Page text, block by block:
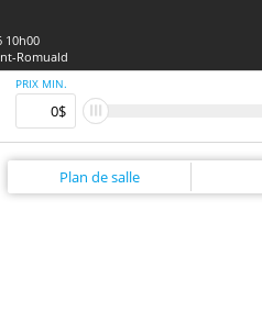
10h00
Romuald
PRIX MIN.
Plan de salle